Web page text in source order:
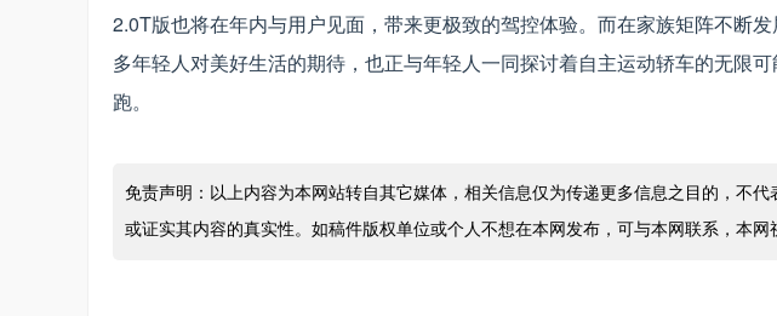
2.0T版也将在年内与用户见面，带来更极致的驾控体验。而在家族矩阵不断
多年轻人对美好生活的期待，也正与年轻人一同探讨着自主运动轿车的无限
跑。
免责声明：以上内容为本网站转自其它媒体，相关信息仅为传递更多信息之目的，不
或证实其内容的真实性。如稿件版权单位或个人不想在本网发布，可与本网联系，本网